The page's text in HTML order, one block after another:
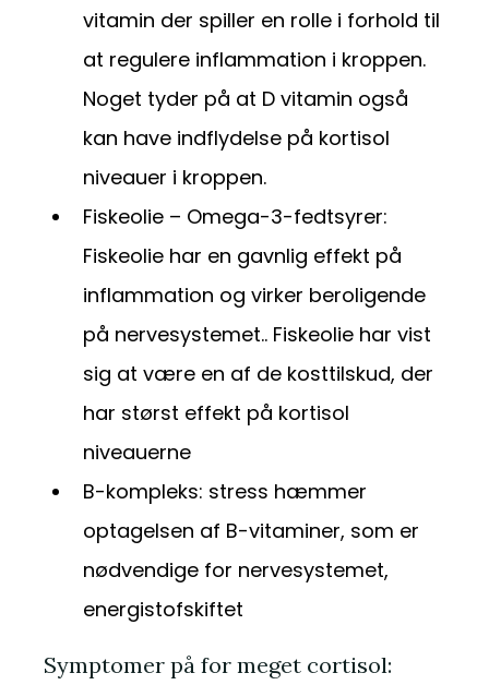
vitamin der spiller en rolle i forhold til
at regulere inflammation i kroppen.
Noget tyder på at D vitamin også
kan have indflydelse på kortisol
niveauer i kroppen.
Fiskeolie – Omega-3-fedtsyrer:
Fiskeolie har en gavnlig effekt på
inflammation og virker beroligende
på nervesystemet.. Fiskeolie har vist
sig at være en af de kosttilskud, der
har størst effekt på kortisol
niveauerne
B-kompleks: stress hæmmer
optagelsen af B-vitaminer, som er
nødvendige for nervesystemet,
energistofskiftet
Symptomer på for meget cortisol: